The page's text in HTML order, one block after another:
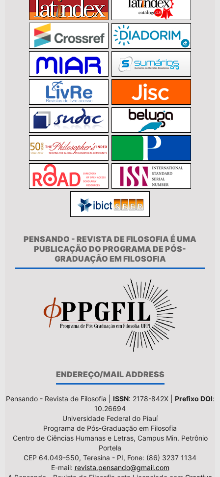
PENSANDO - REVISTA DE FILOSOFIA É UMA
PUBLICAÇÃO DO PROGRAMA DE PÓS-
GRADUAÇÃO EM FILOSOFIA
ENDEREÇO/MAIL ADDRESS
Pensando - Revista de Filosofia | ISSN: 2178-842X | Prefixo DOI:
10.26694
Universidade Federal do Piauí
Programa de Pós-Graduação em Filosofia
Centro de Ciências Humanas e Letras, Campus Min. Petrônio
Portela
CEP 64.049-550, Teresina - PI, Fone: (86) 3237 1134
E-mail: revista.pensando@gmail.com